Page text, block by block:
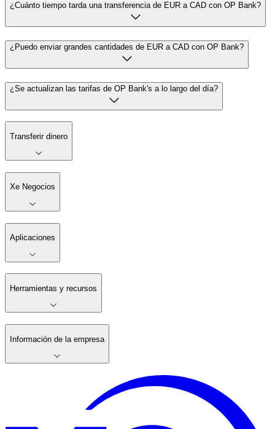
¿Cuánto tiempo tarda una transferencia de EUR a CAD con OP Bank?
¿Puedo enviar grandes cantidades de EUR a CAD con OP Bank?
¿Se actualizan las tarifas de OP Bank's a lo largo del día?
Transferir dinero
Xe Negocios
Aplicaciones
Herramientas y recursos
Información de la empresa